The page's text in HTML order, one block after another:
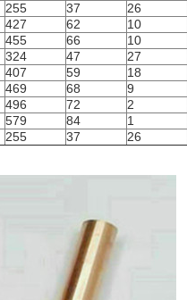
255 37 26
427 62 10
455 66 10
324 47 27
407 59 18
469 68 9
496 72 2
579 84 1
255 37 26